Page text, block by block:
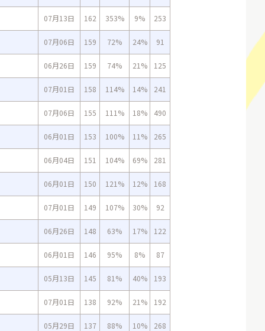
07月13日 162 353% 9% 253
07月06日 159 72% 24% 91
06月26日 159 74% 21% 125
07月01日 158 114% 14% 241
07月06日 155 111% 18% 490
06月01日 153 100% 11% 265
06月04日 151 104% 69% 281
06月01日 150 121% 12% 168
07月01日 149 107% 30% 92
06月26日 148 63% 17% 122
06月01日 146 95% 8% 87
05月13日 145 81% 40% 193
07月01日 138 92% 21% 192
05月29日 137 88% 10% 268